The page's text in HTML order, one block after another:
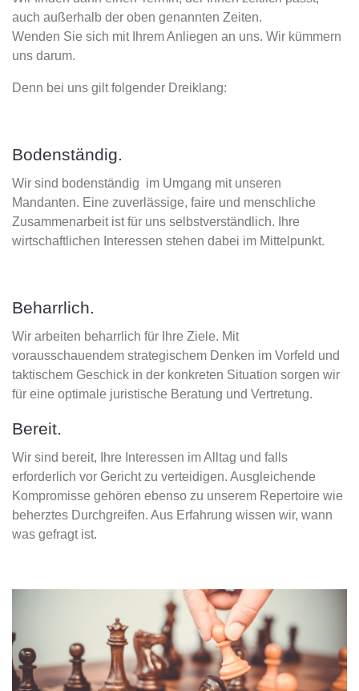
auch außerhalb der oben genannten Zeiten.
Wenden Sie sich mit Ihrem Anliegen an uns. Wir kümmern
uns darum.
Denn bei uns gilt folgender Dreiklang:
Bodenständig.
Wir sind bodenständig im Umgang mit unseren
Mandanten. Eine zuverlässige, faire und menschliche
Zusammenarbeit ist für uns selbstverständlich. Ihre
wirtschaftlichen Interessen stehen dabei im Mittelpunkt.
Beharrlich.
Wir arbeiten beharrlich für Ihre Ziele. Mit
vorausschauendem strategischem Denken im Vorfeld und
taktischem Geschick in der konkreten Situation sorgen wir
für eine optimale juristische Beratung und Vertretung.
Bereit.
Wir sind bereit, Ihre Interessen im Alltag und falls
erforderlich vor Gericht zu verteidigen. Ausgleichende
Kompromisse gehören ebenso zu unserem Repertoire wie
beherztes Durchgreifen. Aus Erfahrung wissen wir, wann
was gefragt ist.